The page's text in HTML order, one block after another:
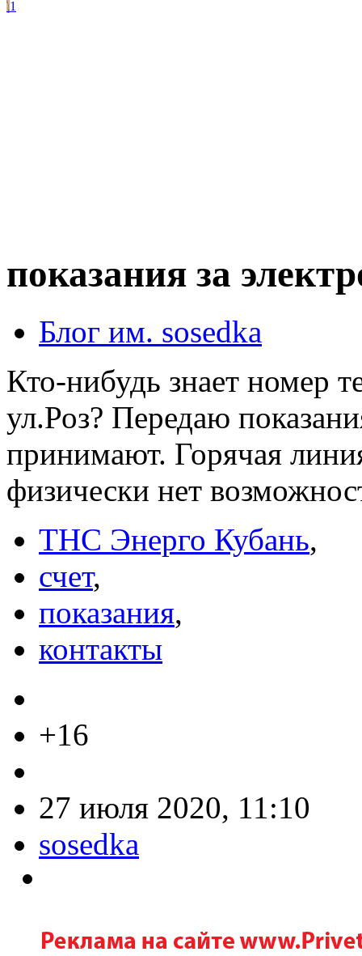
1
показания за
Блог им. sosedka
Кто-нибудь знает номер
ул.Роз? Передаю
принимают. Горячая
физически нет
ТНС Энерго Кубань,
счет,
показания,
контакты
+16
27 июля 2020, 11:10
sosedka